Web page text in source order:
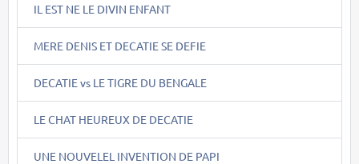
IL EST NE LE DIVIN ENFANT
MERE DENIS ET DECATIE SE DEFIE
DECATIE vs LE TIGRE DU BENGALE
LE CHAT HEUREUX DE DECATIE
UNE NOUVELEL INVENTION DE PAPI